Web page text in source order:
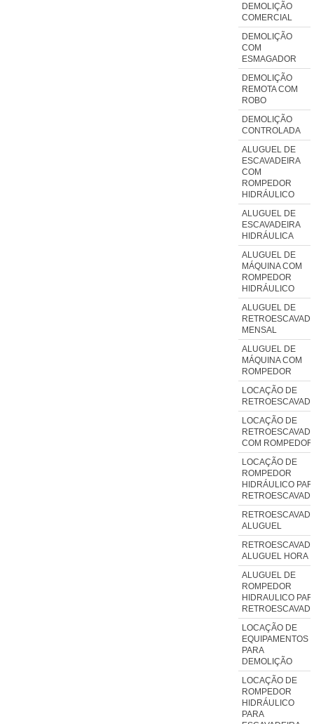
DEMOLIÇÃO
COMERCIAL
DEMOLIÇÃO
COM
ESMAGADOR
DEMOLIÇÃO
REMOTA COM
ROBO
DEMOLIÇÃO
CONTROLADA
ALUGUEL DE
ESCAVADEIRA
COM
ROMPEDOR
HIDRÁULICO
ALUGUEL DE
ESCAVADEIRA
HIDRÁULICA
ALUGUEL DE
MÁQUINA COM
ROMPEDOR
HIDRÁULICO
ALUGUEL DE
MENSAL
ALUGUEL DE
MÁQUINA COM
ROMPEDOR
LOCAÇÃO DE
LOCAÇÃO DE
COM ROMPEDOR
LOCAÇÃO DE
ROMPEDOR
HIDRÁULICO
ALUGUEL
ALUGUEL HORA
ALUGUEL DE
ROMPEDOR
HIDRAULICO
LOCAÇÃO DE
EQUIPAMENTOS
PARA
DEMOLIÇÃO
LOCAÇÃO DE
ROMPEDOR
HIDRÁULICO
PARA